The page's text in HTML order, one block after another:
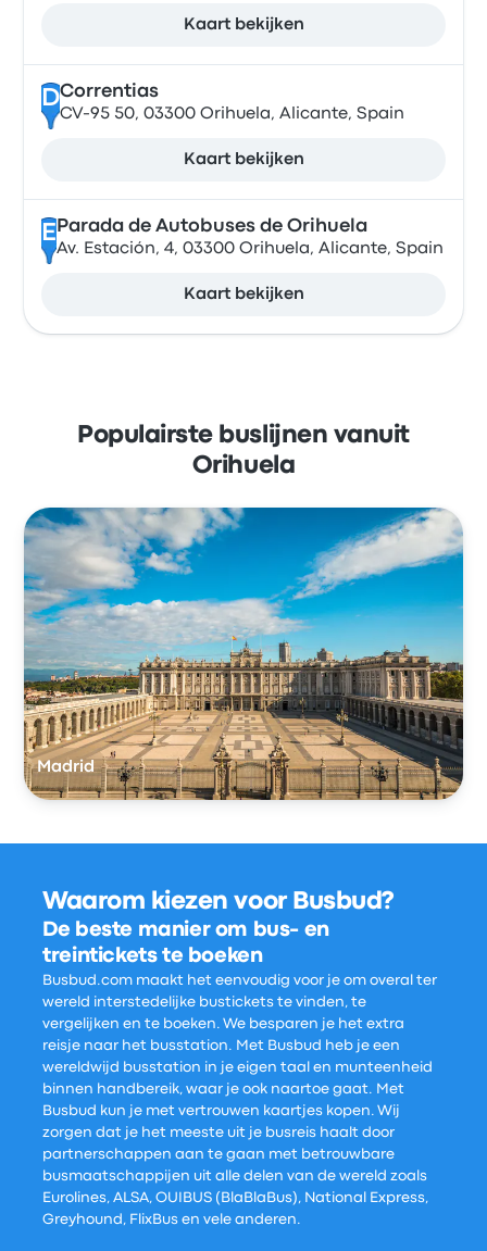
Kaart bekijken
DCorrentias
CV-95 50, 03300 Orihuela, Alicante, Spain
Kaart bekijken
E Parada de Autobuses de Orihuela
Av. Estación, 4, 03300 Orihuela, Alicante, Spain
Kaart bekijken
Populairste buslijnen vanuit
Orihuela
Madrid
Waarom kiezen voor Busbud?
De beste manier om bus- en
treintickets te boeken
Busbud.com maakt het eenvoudig voor je om overal ter
wereld interstedelijke bustickets te vinden, te
vergelijken en te boeken. We besparen je het extra
reisje naar het busstation. Met Busbud heb je een
wereldwijd busstation in je eigen taal en munteenheid
binnen handbereik, waar je ook naartoe gaat. Met
Busbud kun je met vertrouwen kaartjes kopen. Wij
zorgen dat je het meeste uit je busreis haalt door
partnerschappen aan te gaan met betrouwbare
busmaatschappijen uit alle delen van de wereld zoals
Eurolines, ALSA, OUIBUS (BlaBlaBus), National Express,
Greyhound, FlixBus en vele anderen.